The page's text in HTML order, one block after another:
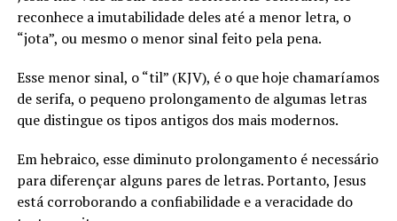
reconhece a imutabilidade deles até a menor letra, o
“jota”, ou mesmo o menor sinal feito pela pena.
Esse menor sinal, o “til” (KJV), é o que hoje chamaríamos
de serifa, o pequeno prolongamento de algumas letras
que distingue os tipos antigos dos mais modernos.
Em hebraico, esse diminuto prolongamento é necessário
para diferençar alguns pares de letras. Portanto, Jesus
está corroborando a confiabilidade e a veracidade do